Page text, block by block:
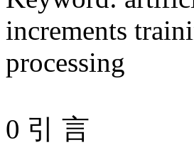
increments
processing
0 引 言